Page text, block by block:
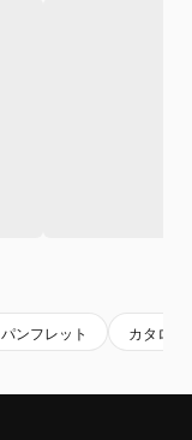
パンフレット カタログ